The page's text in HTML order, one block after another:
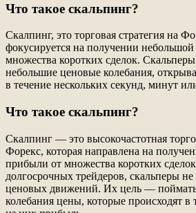
Что такое скальпинг?
Скалпинг, это торговая стратегия на
фокусируется на получении
множества коротких сделок.
небольшие ценовые колебания,
в течение нескольких секунд, минут
Что такое скальпинг?
Скалпинг — это высокочастотная
Форекс, которая направлена на
прибыли от множества коротких
долгосрочных трейдеров, скальперы
ценовых движений. Их цель — поймать
колебания цены, которые происходят в